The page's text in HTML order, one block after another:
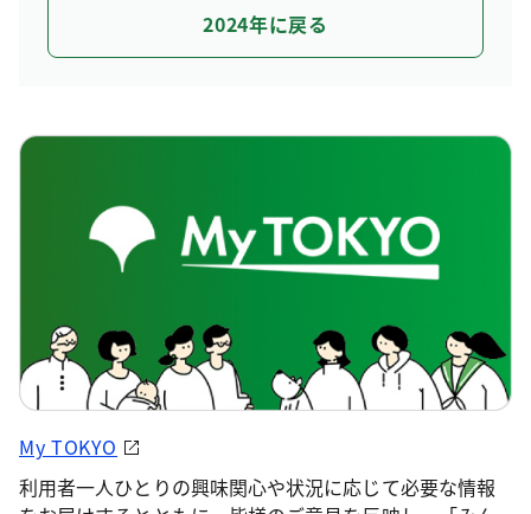
2024年に戻る
My TOKYO
利用者一人ひとりの興味関心や状況に応じて必要な情報